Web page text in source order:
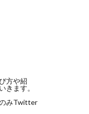
方や紹
きます。
みTwitter